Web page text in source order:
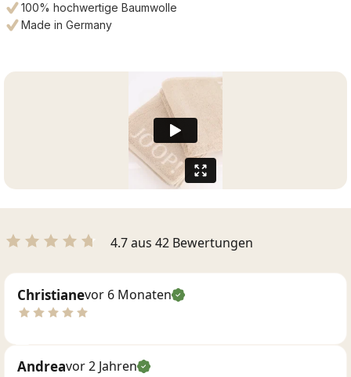
100% hochwertige Baumwolle
Made in Germany
4.7 aus 42 Bewertungen
Christianevor 6 Monaten
Andreavor 2 Jahren